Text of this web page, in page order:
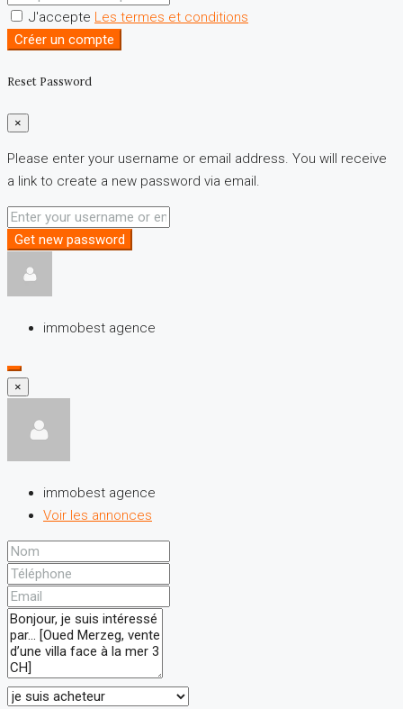
J'accepte Les termes et conditions
Créer un compte
Reset Password
×
Please enter your username or email address. You will receive
a link to create a new password via email.
Get new password
immobest agence
×
immobest agence
Voir les annonces